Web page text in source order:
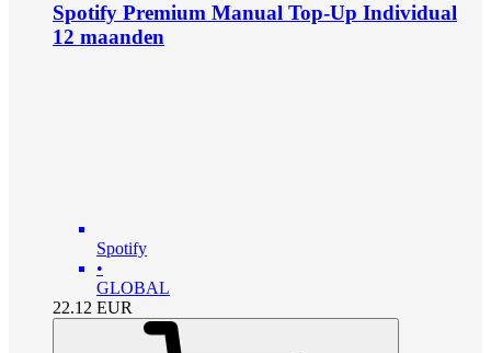
Spotify Premium Manual Top-Up Individual
12 maanden
Spotify
•
GLOBAL
22.12 EUR